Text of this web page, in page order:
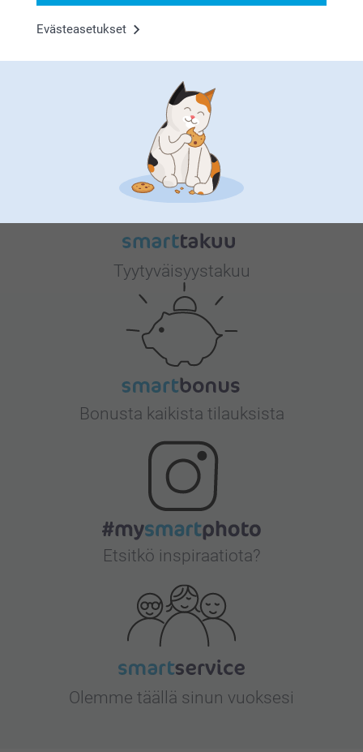
Evästeasetukset
helposti – ja lahja, joka saa näkyvän paikan kotona
smartphoto
Tyytyväisyystakuu
Bonusta kaikista tilauksista
Etsitkö inspiraatiota?
Olemme täällä sinun vuoksesi